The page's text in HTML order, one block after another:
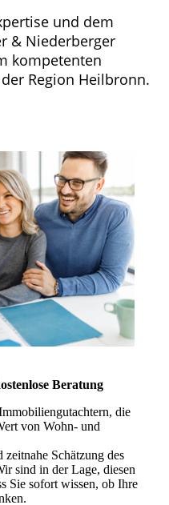
und dem
& Niederberger
kompetenten
Region Heilbronn.
Beratung
die
von Wohn- und
Schätzung des
sind in der Lage, diesen
Sie sofort wissen, ob Ihre